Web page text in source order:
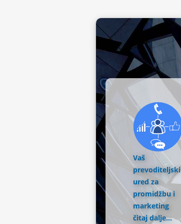
Vaš
prevoditeljski
ured za
promidžbu i
marketing
čitaj dalje...